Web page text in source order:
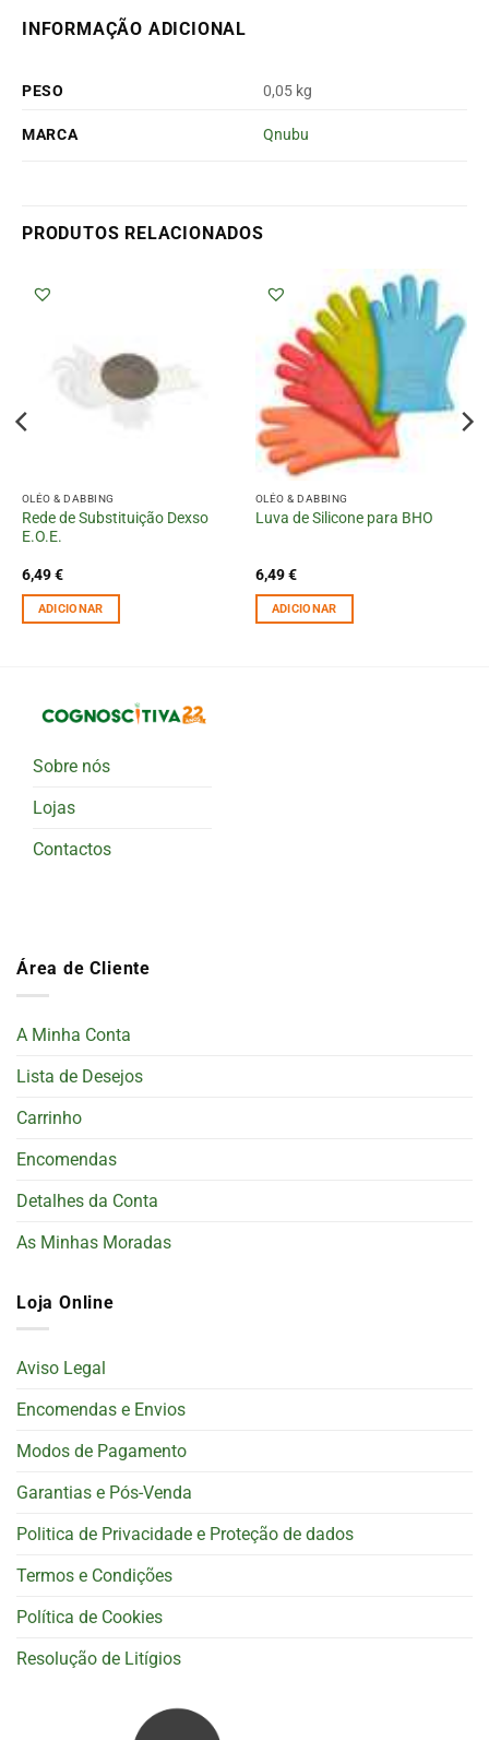
INFORMAÇÃO ADICIONAL
PESO 0,05 kg
MARCA Qnubu
PRODUTOS RELACIONADOS
OLÉO & DABBING
Rede de Substituição Dexso
E.O.E.
6,49€
ADICIONAR
OLÉO & DABBING
Luva de Silicone para BHO
6,49€
ADICIONAR
Sobre nós
Lojas
Contactos
Área de Cliente
A Minha Conta
Lista de Desejos
Carrinho
Encomendas
Detalhes da Conta
As Minhas Moradas
Loja Online
Aviso Legal
Encomendas e Envios
Modos de Pagamento
Garantias e Pós-Venda
Politica de Privacidade e Proteção de dados
Termos e Condições
Política de Cookies
Resolução de Litígios